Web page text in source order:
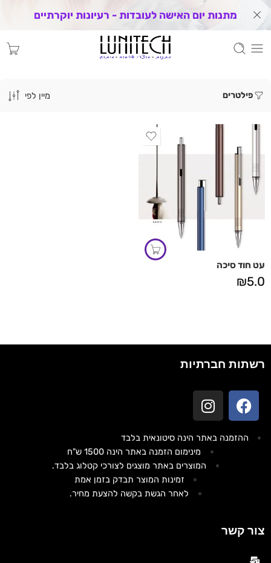
מתנות יום האישה לעובדות - רעיונות יוקרתיים
פילטרים מיין לפי
עט חוד סיכה
₪5.0
צור קשר
רשתות חברתיות
ההזמנה באתר הינה סיטונאית בלבד
מינימום הזמנה באתר הינה 1500 ש"ח
המוצרים באתר מוצגים לצורכי קטלוג בלבד.
זמינות המוצר תבדק בזמן אמת
לאחר הגשת בקשה להצעת מחיר.